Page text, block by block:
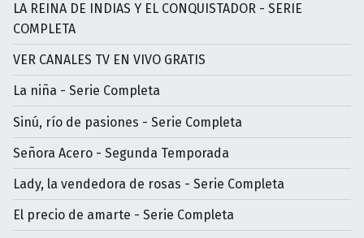
LA REINA DE INDIAS Y EL CONQUISTADOR - SERIE
COMPLETA
VER CANALES TV EN VIVO GRATIS
La niña - Serie Completa
Sinú, río de pasiones - Serie Completa
Señora Acero - Segunda Temporada
Lady, la vendedora de rosas - Serie Completa
El precio de amarte - Serie Completa